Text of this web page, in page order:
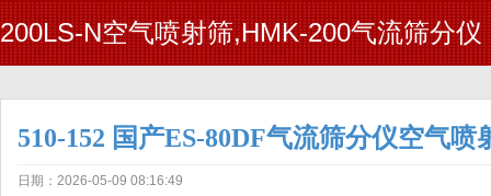
200LS-N空气喷射筛,HMK-200气流筛分仪
510-152 国产ES-80DF气流筛分仪空气喷
日期：2026-05-09 08:16:49